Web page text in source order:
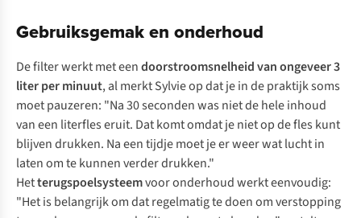
Gebruiksgemak en onderhoud
De filter werkt met eendoorstroomsnelheid van ongeveer 3
liter per minuut, al merkt Sylvie op dat je in de praktijk soms
moet pauzeren: "Na 30 seconden was niet de hele inhoud
van een literfles eruit. Dat komt omdat je niet op de fles kunt
blijven drukken. Na een tijdje moet je er weer wat lucht in
laten om te kunnen verder drukken."
Hetterugspoelsysteemvoor onderhoud werkt eenvoudig:
"Het is belangrijk om dat regelmatig te doen om verstopping